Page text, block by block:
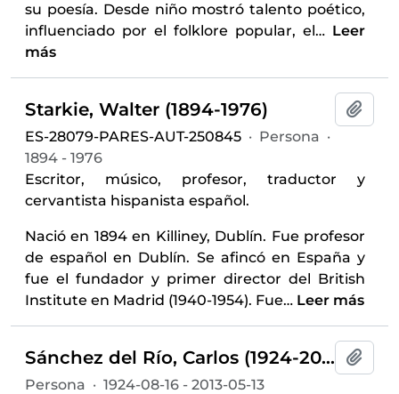
su poesía. Desde niño mostró talento poético,
influenciado por el folklore popular, el… Leer
más
Starkie, Walter (1894-1976)
ES-28079-PARES-AUT-250845 · Persona ·
1894 - 1976
Escritor, músico, profesor, traductor y
cervantista hispanista español.
Nació en 1894 en Killiney, Dublín. Fue profesor
de español en Dublín. Se afincó en España y
fue el fundador y primer director del British
Institute en Madrid (1940-1954). Fue… Leer más
Sánchez del Río, Carlos (1924-2013)
Persona · 1924-08-16 - 2013-05-13